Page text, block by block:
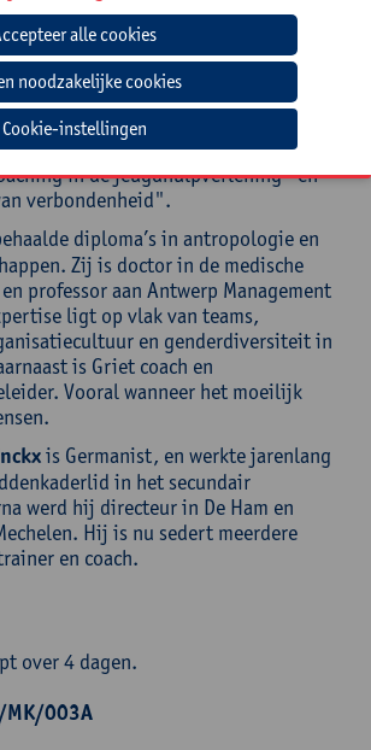
, lic. Lichamelijke Opvoeding en
Hij heeft 16 jaar in de
gewerkt. Hij is auteur van de
in de jeugdhulpverlening" en
verbondenheid".
diploma’s in antropologie en
Zij is doctor in de medische
professor aan Antwerp Management
ligt op vlak van teams,
en genderdiversiteit in
is Griet coach en
Vooral wanneer het moeilijk
is Germanist, en werkte jarenlang
in het secundair
werd hij directeur in De Ham en
Hij is nu sedert meerdere
en coach.
over 4 dagen.
003A
Cookie-instellingen